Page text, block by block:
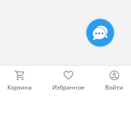
Корзина Избранное Войти